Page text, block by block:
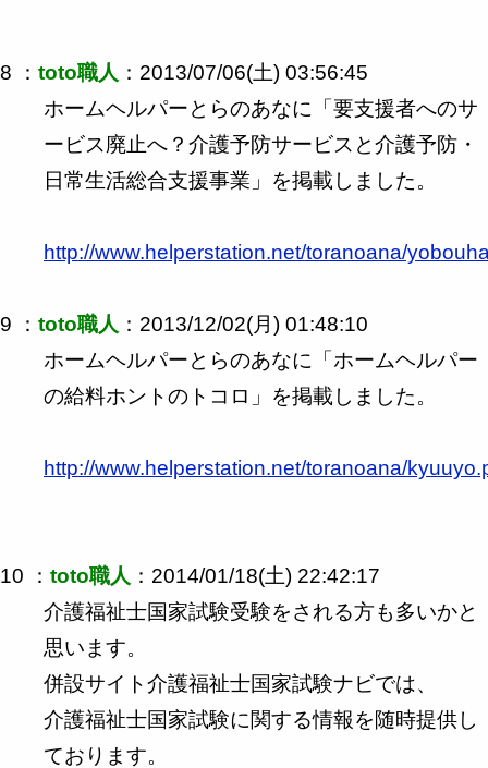
8 ： toto職人 ：2013/07/06(土) 03:56:45
ホームヘルパーとらのあなに「要支援者へのサ
ービス廃止へ？介護予防サービスと介護予防・
日常生活総合支援事業」を掲載しました。
http://www.helperstation.net/toranoana/
9 ： toto職人 ：2013/12/02(月) 01:48:10
ホームヘルパーとらのあなに「ホームヘルパー
の給料ホントのトコロ」を掲載しました。
http://www.helperstation.net/toranoana/
10 ： toto職人 ：2014/01/18(土) 22:42:17
介護福祉士国家試験受験をされる方も多いかと
思います。
併設サイト介護福祉士国家試験ナビでは、
介護福祉士国家試験に関する情報を随時提供し
ております。